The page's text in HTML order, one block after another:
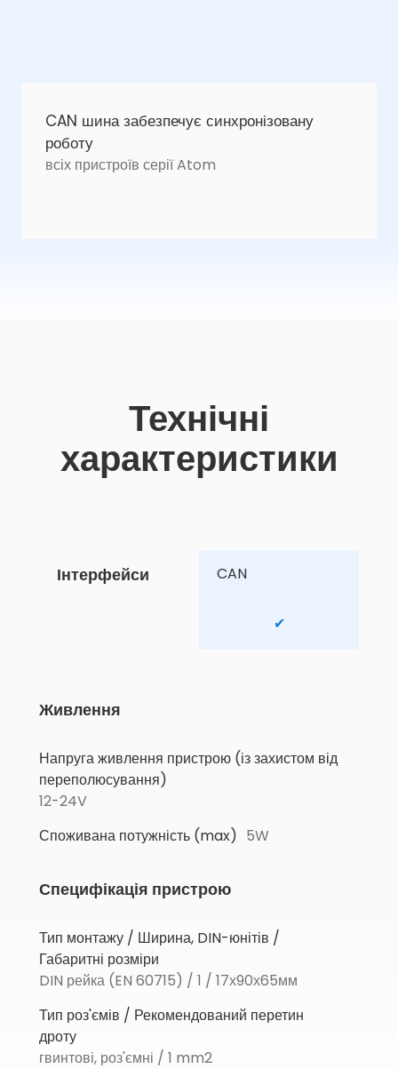
CAN шина забезпечує синхронізовану
роботу
всіх пристроїв серії Atom
Технічні
характеристики
Інтерфейси CAN
✔
Живлення
Напруга живлення пристрою (із захистом від
переполюсування)
12-24V
Споживана потужність (max) 5W
Специфікація пристрою
Тип монтажу / Ширина, DIN-юнітів /
Габаритні розміри
DIN рейка (EN 60715) / 1 / 17х90х65мм
Тип роз'ємів / Рекомендований перетин
дроту
гвинтові, роз'ємні / 1 mm2